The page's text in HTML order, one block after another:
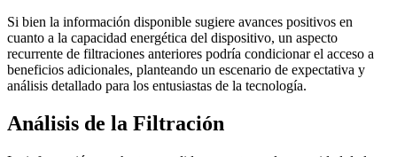
Si bien la información disponible sugiere avances positivos en
cuanto a la capacidad energética del dispositivo, un aspecto
recurrente de filtraciones anteriores podría condicionar el acceso a
beneficios adicionales, planteando un escenario de expectativa y
análisis detallado para los entusiastas de la tecnología.
Análisis de la Filtración